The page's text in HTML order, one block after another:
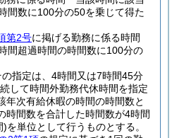
間数に100分の50を乗じて得た
第2号に掲げる勤務に係る時間
間超過時間の時間数に100分の
指定は、4時間又は7時間45分
して時間外勤務代休時間を指定
年次有給休暇の時間の時間数と
時間数を合計した時間数が4時間
)を単位として行うものとする。